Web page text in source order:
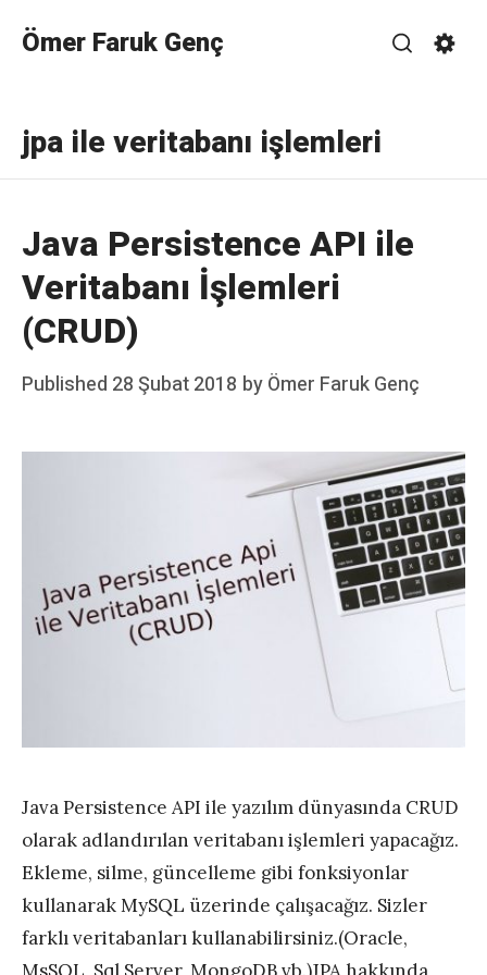
Ömer Faruk Genç
jpa ile veritabanı işlemleri
Java Persistence API ile
Veritabanı İşlemleri
(CRUD)
Posted
Published 28 Şubat 2018 byÖmer Faruk Genç
Java Persistence API ile yazılım dünyasında CRUD
olarak adlandırılan veritabanı işlemleri yapacağız.
Ekleme, silme, güncelleme gibi fonksiyonlar
kullanarak MySQL üzerinde çalışacağız. Sizler
farklı veritabanları kullanabilirsiniz.(Oracle,